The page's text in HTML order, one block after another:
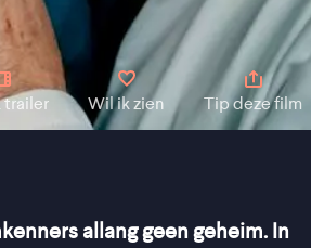
trailer Wil ik zien Tip deze film
allang geen geheim. In